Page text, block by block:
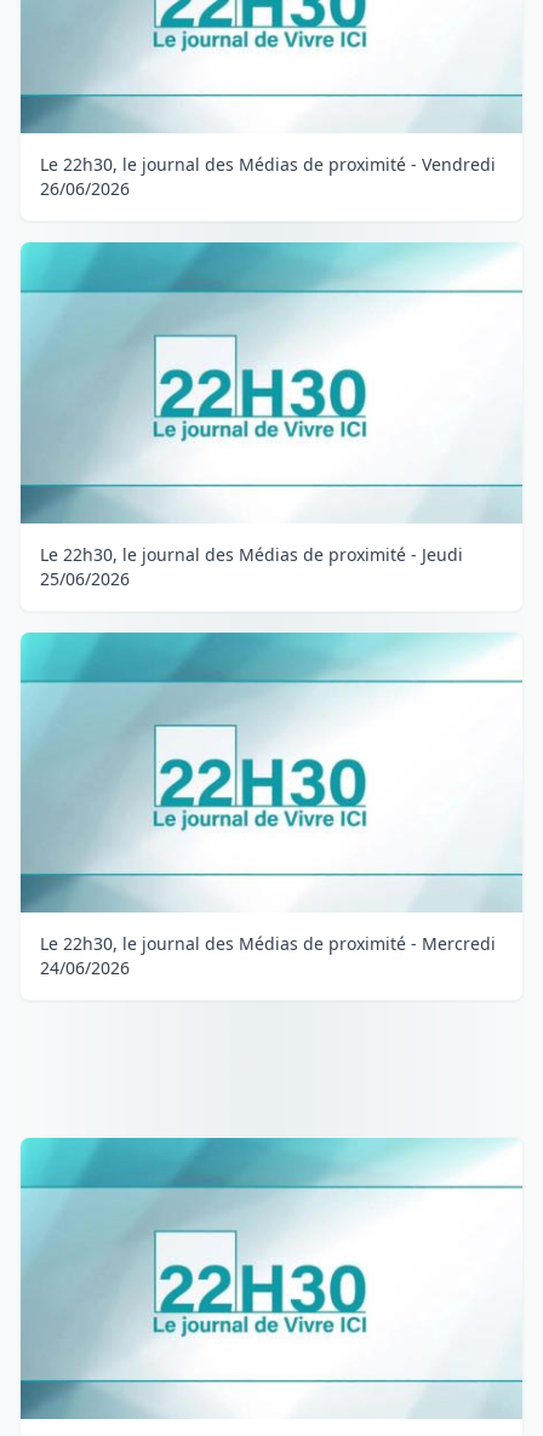
Le 22h30, le journal des Médias de proximité - Vendredi
26/06/2026
Le 22h30, le journal des Médias de proximité - Jeudi
25/06/2026
Le 22h30, le journal des Médias de proximité - Mercredi
24/06/2026